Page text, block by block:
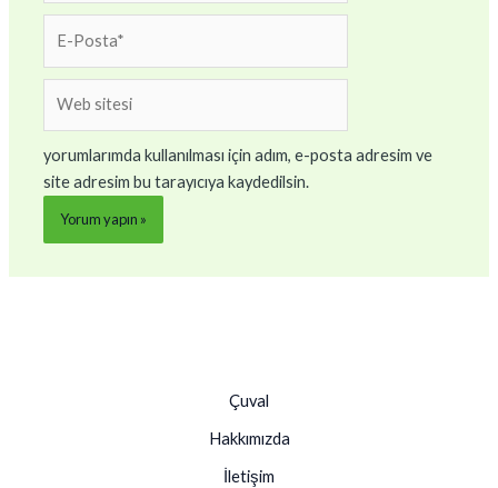
Posta*
yorumlarımda kullanılması için adım, e-posta adresim ve
site adresim bu tarayıcıya kaydedilsin.
Çuval
Hakkımızda
İletişim